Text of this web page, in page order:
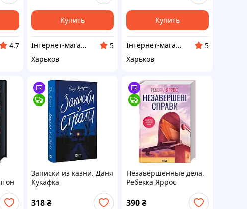
4.7
Купить
Інтернет-магазин "Гармонія"
5
Харьков
Купить
Інтернет-магазин "Гармонія"
5
Харьков
Записки из казни. Даня
Кукафка
318₴
Незавершенные дела.
Ребекка Яррос
390₴